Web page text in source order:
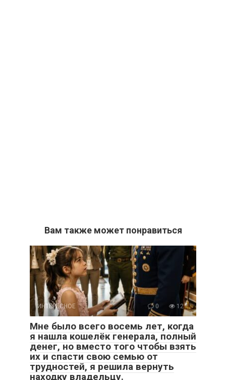
Вам также может понравиться
ИНТЕРЕСНОЕ 0 12
Мне было всего восемь лет, когда
я нашла кошелёк генерала, полный
денег, но вместо того чтобы взять
их и спасти свою семью от
трудностей, я решила вернуть
находку владельцу.